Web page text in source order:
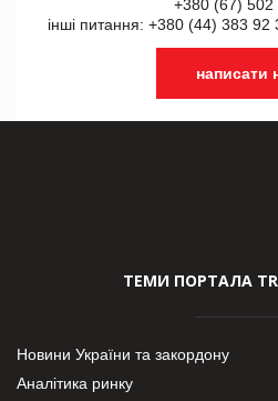
+380 (67) 502
інші питання: +380 (44) 383
написати
ТЕМИ ПОРТАЛА
Новини України та закордону
Аналітика ринку